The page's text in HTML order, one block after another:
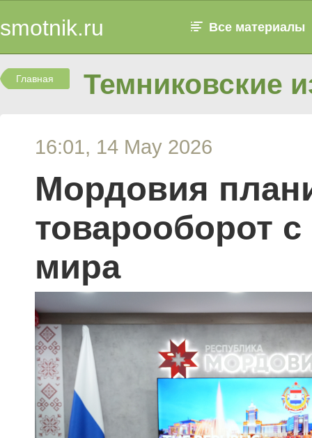
smotnik.ru Все материалы
Главная Темниковские
16:01, 14 May 2026
Мордовия
товарооборот
мира